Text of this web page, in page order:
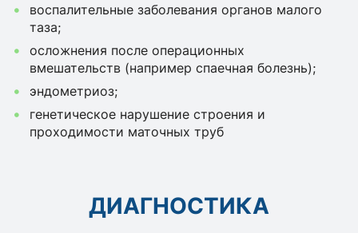
воспалительные заболевания органов малого
таза;
осложнения после операционных
вмешательств (например спаечная болезнь);
эндометриоз;
генетическое нарушение строения и
проходимости маточных труб
ДИАГНОСТИКА